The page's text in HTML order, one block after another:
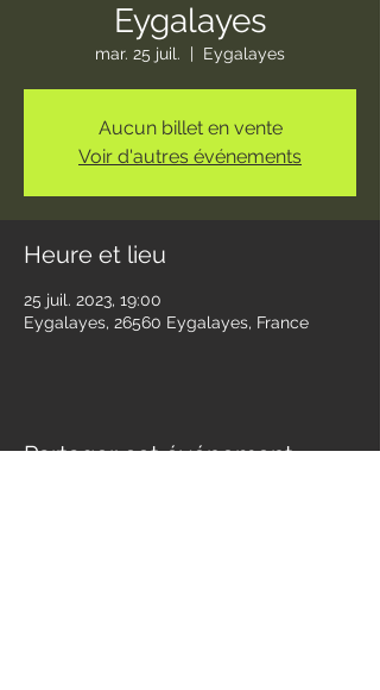
Eygalayes
mar. 25 juil.
  |
Eygalayes
Aucun billet en vente
Voir d'autres événements
Heure et lieu
25 juil. 2023, 19:00
Eygalayes, 26560 Eygalayes, France
Partager cet événement